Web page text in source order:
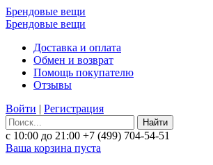
Брендовые вещи
Брендовые вещи
Доставка и оплата
Обмен и возврат
Помощь покупателю
Отзывы
Войти | Регистрация
Найти
с 10:00 до 21:00 +7 (499) 704-54-51
Ваша корзина пуста